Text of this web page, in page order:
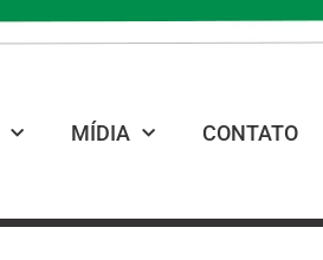
MÍDIA CONTATO